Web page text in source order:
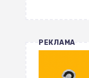
РЕКЛАМА